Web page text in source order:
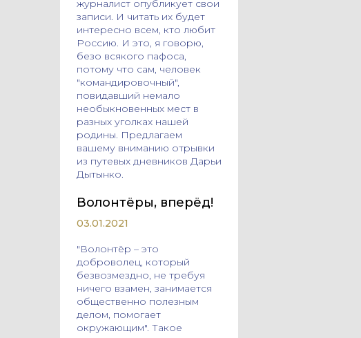
журналист опубликует свои
записи. И читать их будет
интересно всем, кто любит
Россию. И это, я говорю,
безо всякого пафоса,
потому что сам, человек
"командировочный",
повидавший немало
необыкновенных мест в
разных уголках нашей
родины. Предлагаем
вашему вниманию отрывки
из путевых дневников Дарьи
Дытынко.
Волонтёры, вперёд!
03.01.2021
"Волонтёр – это
доброволец, который
безвозмездно, не требуя
ничего взамен, занимается
общественно полезным
делом, помогает
окружающим". Такое